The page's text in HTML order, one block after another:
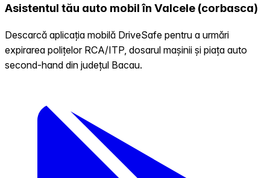
Asistentul tău auto mobil în Valcele (corbasca)
Descarcă aplicația mobilă DriveSafe pentru a urmări
expirarea polițelor RCA/ITP, dosarul mașinii și piața auto
second-hand din județul Bacau.